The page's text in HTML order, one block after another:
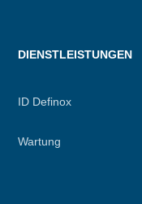
DIENSTLEISTUNGEN
ID Definox
Wartung